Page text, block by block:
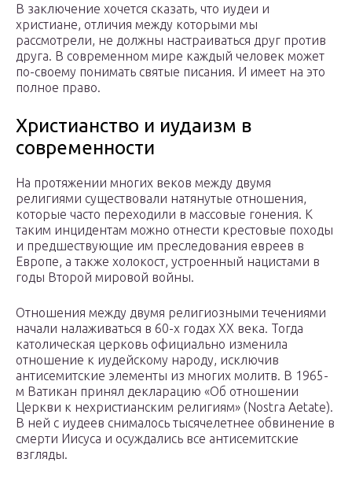
В заключение хочется сказать, что иудеи и
христиане, отличия между которыми мы
рассмотрели, не должны настраиваться друг против
друга. В современном мире каждый человек может
по-своему понимать святые писания. И имеет на это
полное право.
Христианство и иудаизм в
современности
На протяжении многих веков между двумя
религиями существовали натянутые отношения,
которые часто переходили в массовые гонения. К
таким инцидентам можно отнести крестовые походы
и предшествующие им преследования евреев в
Европе, а также холокост, устроенный нацистами в
годы Второй мировой войны.
Отношения между двумя религиозными течениями
начали налаживаться в 60-х годах ХХ века. Тогда
католическая церковь официально изменила
отношение к иудейскому народу, исключив
антисемитские элементы из многих молитв. В 1965-
м Ватикан принял декларацию «Об отношении
Церкви к нехристианским религиям» (Nostra Aetate).
В ней с иудеев снималось тысячелетнее обвинение в
смерти Иисуса и осуждались все антисемитские
взгляды.